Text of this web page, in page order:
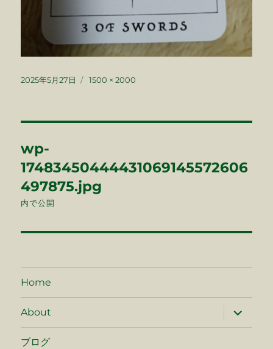
投
2025年5月27日
フ
1500 × 2000
稿
ナ
ビ
ゲ
シ
ョ
ン
wp-
17483450444431069145572606
497875.jpg
内で公開
Home
About
サ
ブ
メ
ブログ